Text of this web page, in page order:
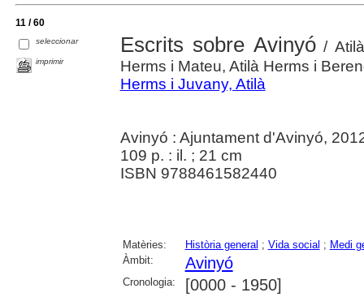
11 / 60
seleccionar
imprimir
Escrits sobre Avinyó/
Herms i Mateu, Atilà Herms i
Herms i Juvany, Atilà
Avinyó : Ajuntament d'Avinyó,
109 p. : il. ; 21 cm
ISBN 9788461582440
Matèries: Història general ; Vida social ; Medi
Àmbit:
Avinyó
Cronologia: [0000 - 1950]